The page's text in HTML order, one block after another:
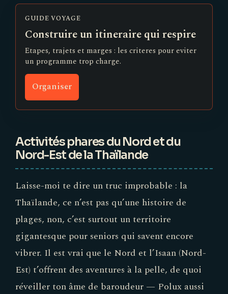
GUIDE VOYAGE
Construire un itineraire qui respire
Etapes, trajets et marges : les criteres pour eviter
un programme trop charge.
Organiser
Activités phares du Nord et du
Nord-Est de la Thaïlande
Laisse-moi te dire un truc improbable : la
Thaïlande, ce n’est pas qu’une histoire de
plages, non, c’est surtout un territoire
gigantesque pour seniors qui savent encore
vibrer. Il est vrai que le Nord et l’Isaan (Nord-
Est) t’offrent des aventures à la pelle, de quoi
réveiller ton âme de baroudeur — Polux aussi